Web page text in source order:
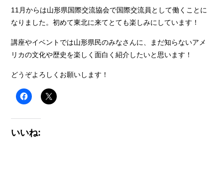
11月からは山形県国際交流協会で国際交流員として働くことに
なりました。初めて東北に来てとても楽しみにしています！
講座やイベントでは山形県民のみなさんに、まだ知らないアメ
リカの文化や歴史を楽しく面白く紹介したいと思います！
どうぞよろしくお願いします！
いいね: